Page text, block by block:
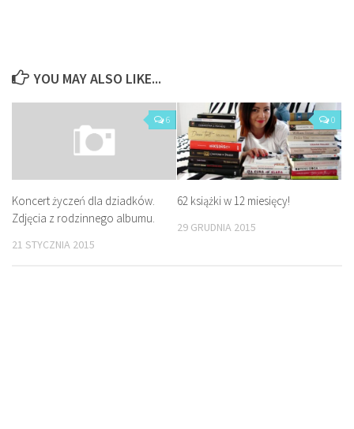
YOU MAY ALSO LIKE...
6
Koncert życzeń dla dziadków.
Zdjęcia z rodzinnego albumu.
21 STYCZNIA 2015
0
62 książki w 12 miesięcy!
29 GRUDNIA 2015